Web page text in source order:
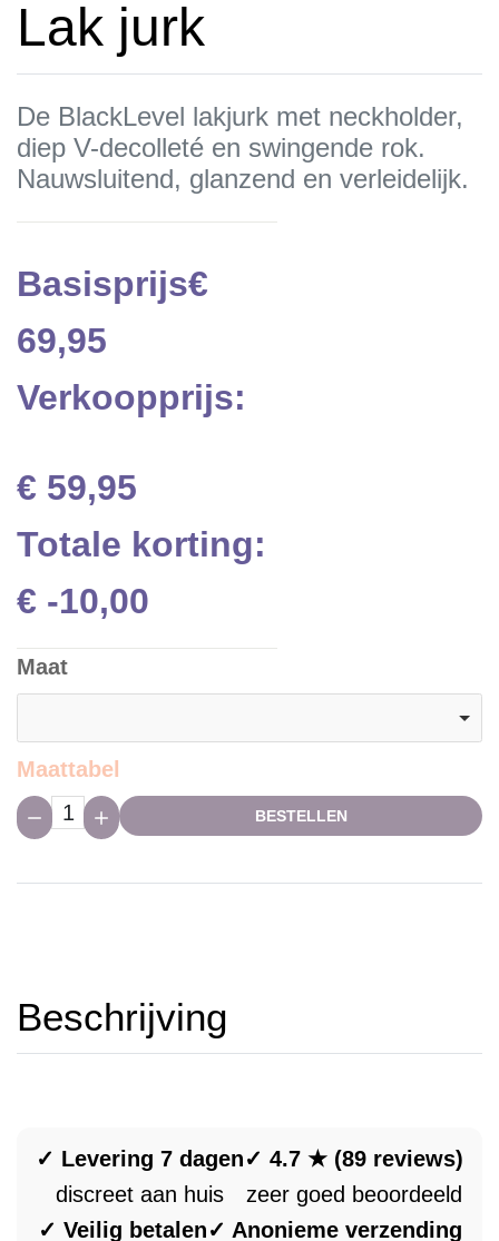
Lak jurk
De BlackLevel lakjurk met neckholder,
diep V-decolleté en swingende rok.
Nauwsluitend, glanzend en verleidelijk.
Basisprijs€
69,95
Verkoopprijs:
€ 59,95
Totale korting:
€ -10,00
Maat
Maattabel
Hoeveelheid:
BESTELLEN
Beschrijving
✓ Levering 7 dagen
discreet aan huis
✓ 4.7 ★ (89 reviews)
zeer goed beoordeeld
✓ Veilig betalen✓ Anonieme verzending